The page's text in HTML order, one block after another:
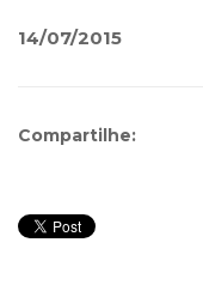
14/07/2015
Compartilhe: